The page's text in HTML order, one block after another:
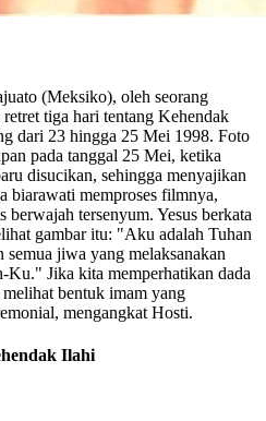
(Meksiko), oleh seorang
tiga hari tentang Kehendak
dari 23 hingga 25 Mei 1998. Foto
pada tanggal 25 Mei, ketika
disucikan, sehingga menyajikan
biarawati memproses filmnya,
berwajah tersenyum. Yesus berkata
gambar itu: "Aku adalah Tuhan
jiwa yang melaksanakan
Ku." Jika kita memperhatikan dada
bentuk imam yang
mengangkat Hosti.
Ilahi